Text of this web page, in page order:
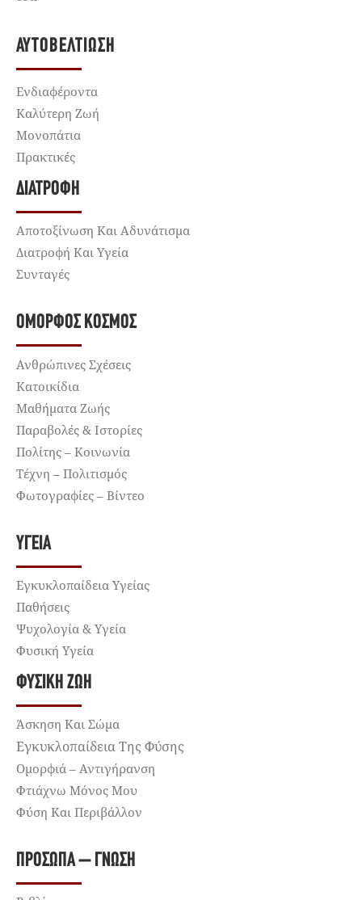
ΑΥΤΟΒΕΛΤΊΩΣΗ
Ενδιαφέροντα
Καλύτερη Ζωή
Μονοπάτια
Πρακτικές
ΔΙΑΤΡΟΦΉ
Αποτοξίνωση Και Αδυνάτισμα
Διατροφή Και Υγεία
Συνταγές
ΌΜΟΡΦΟΣ ΚΌΣΜΟΣ
Ανθρώπινες Σχέσεις
Κατοικίδια
Μαθήματα Ζωής
Παραβολές & Ιστορίες
Πολίτης – Κοινωνία
Τέχνη – Πολιτισμός
Φωτογραφίες – Βίντεο
ΥΓΕΊΑ
Εγκυκλοπαίδεια Υγείας
Παθήσεις
Ψυχολογία & Υγεία
Φυσική Υγεία
ΦΥΣΙΚΉ ΖΩΉ
Άσκηση Και Σώμα
Εγκυκλοπαίδεια Της Φύσης
Ομορφιά – Αντιγήρανση
Φτιάχνω Μόνος Μου
Φύση Και Περιβάλλον
ΠΡΌΣΩΠΑ – ΓΝΏΣΗ